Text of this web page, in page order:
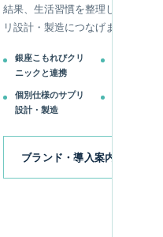
結果、生活習慣を整理し、個別の
リ設計・製造につなげます。
銀座こもれびクリ
ニックと連携
個別仕様のサプリ
設計・製造
ブランド・導入案内を見る